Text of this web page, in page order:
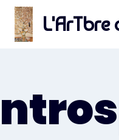
Skip
content
L'ArTbre